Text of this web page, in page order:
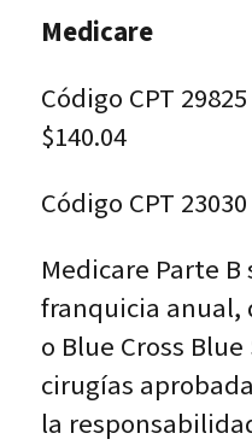
Medicare
Código CPT
$140.04
Código CPT
Medicare Parte
franquicia anual,
o Blue Cross
cirugías
la